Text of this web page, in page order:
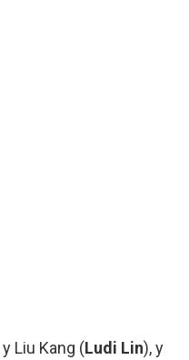
Liu Kang (Ludi Lin), y